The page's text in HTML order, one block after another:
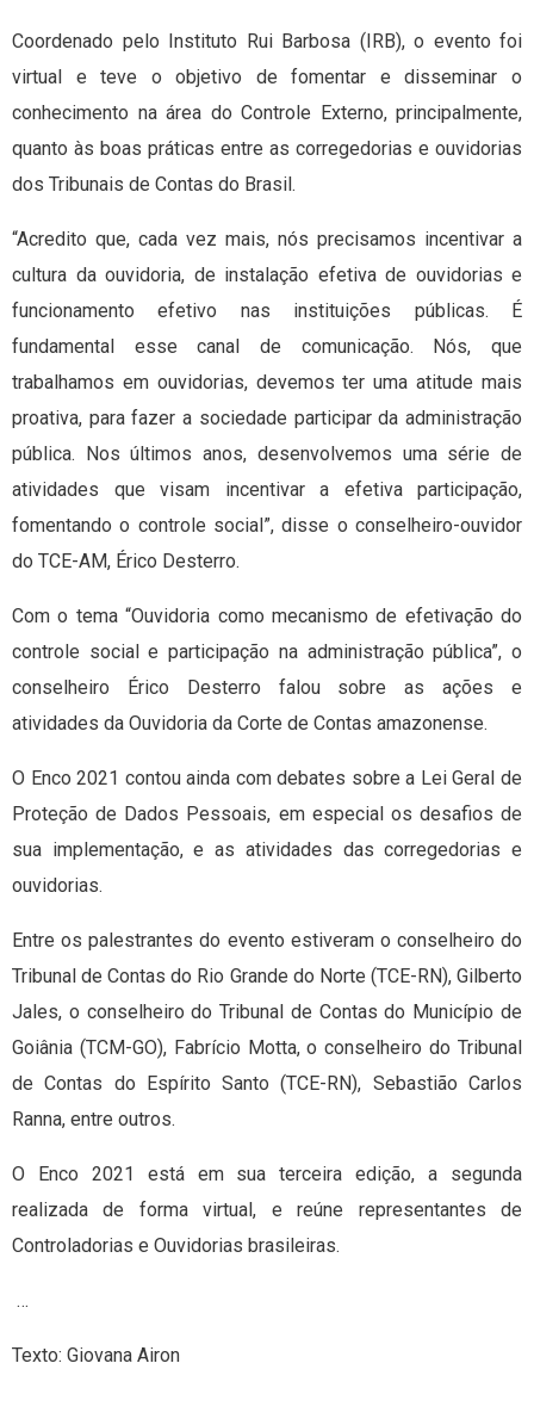
Coordenado pelo Instituto Rui Barbosa (IRB), o evento foi
virtual e teve o objetivo de fomentar e disseminar o
conhecimento na área do Controle Externo, principalmente,
quanto às boas práticas entre as corregedorias e ouvidorias
dos Tribunais de Contas do Brasil.
“Acredito que, cada vez mais, nós precisamos incentivar a
cultura da ouvidoria, de instalação efetiva de ouvidorias e
funcionamento efetivo nas instituições públicas. É
fundamental esse canal de comunicação. Nós, que
trabalhamos em ouvidorias, devemos ter uma atitude mais
proativa, para fazer a sociedade participar da administração
pública. Nos últimos anos, desenvolvemos uma série de
atividades que visam incentivar a efetiva participação,
fomentando o controle social”, disse o conselheiro-ouvidor
do TCE-AM, Érico Desterro.
Com o tema “Ouvidoria como mecanismo de efetivação do
controle social e participação na administração pública”, o
conselheiro Érico Desterro falou sobre as ações e
atividades da Ouvidoria da Corte de Contas amazonense.
O Enco 2021 contou ainda com debates sobre a Lei Geral de
Proteção de Dados Pessoais, em especial os desafios de
sua implementação, e as atividades das corregedorias e
ouvidorias.
Entre os palestrantes do evento estiveram o conselheiro do
Tribunal de Contas do Rio Grande do Norte (TCE-RN), Gilberto
Jales, o conselheiro do Tribunal de Contas do Município de
Goiânia (TCM-GO), Fabrício Motta, o conselheiro do Tribunal
de Contas do Espírito Santo (TCE-RN), Sebastião Carlos
Ranna, entre outros.
O Enco 2021 está em sua terceira edição, a segunda
realizada de forma virtual, e reúne representantes de
Controladorias e Ouvidorias brasileiras.
…
Texto: Giovana Airon